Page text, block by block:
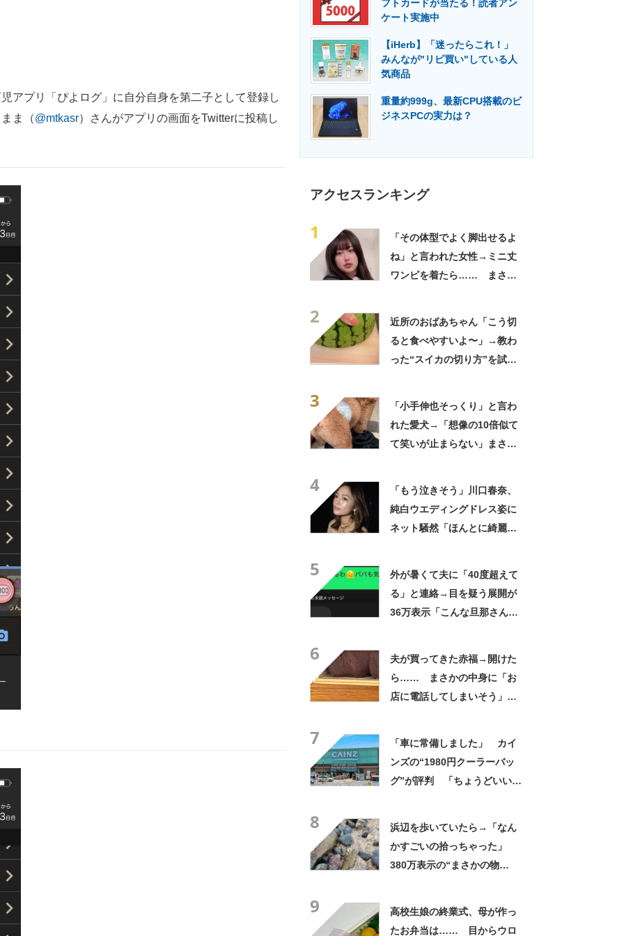
エネルギーの専門メディア 建設×テクノロジーの最前線
プリ「ぴよログ」に自分自身を第二子として登録し
ま（@mtkasr）さんがアプリの画面をTwitterに投稿し
フトカードが当たる！読者アン
ケート実施中
【iHerb】「迷ったらこれ！」
みんなが"リピ買い"している人
気商品
重量約999g、最新CPU搭載のビ
ジネスPCの実力は？
アクセスランキング
1
「その体型でよく脚出せるよ
ね」と言われた女性→ミニ丈
ワンピを着たら…… まさか
2
近所のおばあちゃん「こう切
ると食べやすいよ〜」→教わ
った“スイカの切り方”を試し
3
「小手伸也そっくり」と言わ
れた愛犬→「想像の10倍似て
て笑いが止まらない」まさか
4
「もう泣きそう」川口春奈、
純白ウエディングドレス姿に
ネット騒然「ほんとに綺麗」
5
外が暑くて夫に「40度超えて
る」と連絡→目を疑う展開が
36万表示「こんな旦那さん羨
6
夫が買ってきた赤福→開けた
ら…… まさかの中身に「お
店に電話してしまいそう」
7
「車に常備しました」 カイ
ンズの“1980円クーラーバッ
グ”が評判 「ちょうどいい大
8
浜辺を歩いていたら→「なん
かすごいの拾っちゃった」
380万表示の“まさかの物
9
高校生娘の終業式、母が作っ
たお弁当は…… 目からウロ